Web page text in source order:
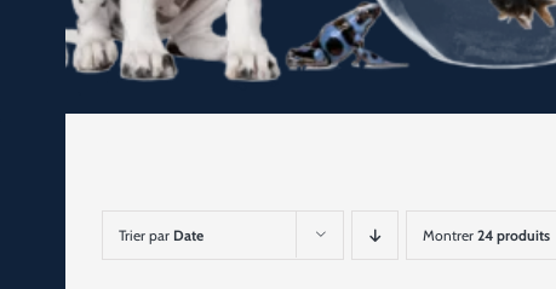
Trier par Date Montrer 24 produits